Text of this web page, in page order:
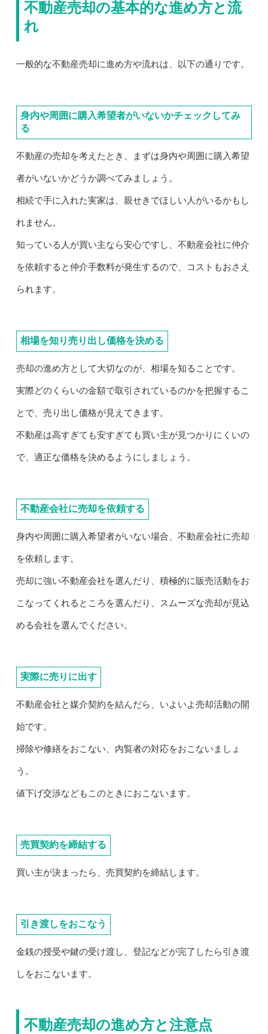
不動産売却の基本的な進め方と流
れ
一般的な不動産売却に進め方や流れは、以下の通りです。
身内や周囲に購入希望者がいないかチェックしてみ
る
不動産の売却を考えたとき、まずは身内や周囲に購入希望
者がいないかどうか調べてみましょう。
相続で手に入れた実家は、親せきでほしい人がいるかもし
れません。
知っている人が買い主なら安心ですし、不動産会社に仲介
を依頼すると仲介手数料が発生するので、コストもおさえ
られます。
相場を知り売り出し価格を決める
売却の進め方として大切なのが、相場を知ることです。
実際どのくらいの金額で取引されているのかを把握するこ
とで、売り出し価格が見えてきます。
不動産は高すぎても安すぎても買い主が見つかりにくいの
で、適正な価格を決めるようにしましょう。
不動産会社に売却を依頼する
身内や周囲に購入希望者がいない場合、不動産会社に売却
を依頼します。
売却に強い不動産会社を選んだり、積極的に販売活動をお
こなってくれるところを選んだり、スムーズな売却が見込
める会社を選んでください。
実際に売りに出す
不動産会社と媒介契約を結んだら、いよいよ売却活動の開
始です。
掃除や修繕をおこない、内覧者の対応をおこないましょ
う。
値下げ交渉などもこのときにおこないます。
売買契約を締結する
買い主が決まったら、売買契約を締結します。
引き渡しをおこなう
金銭の授受や鍵の受け渡し、登記などが完了したら引き渡
しをおこないます。
不動産売却の進め方と注意点